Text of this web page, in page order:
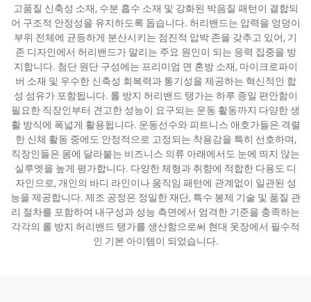
고품질 신축성 소재, 수분 흡수 소재 및 강화된 박음질 패턴이 결합되
어 구조적 안정성을 유지하도록 돕습니다. 허리밴드는 압력을 엉덩이
부위 전체에 균등하게 분산시키는 점진적 압박 존을 갖추고 있어, 기
존 디자인에서 허리밴드가 말리는 주요 원인이 되는 응력 집중을 방
지합니다. 첨단 원단 구성에는 프리미엄 면 혼방 소재, 마이크로파이
버 소재 및 우수한 신축성 회복력과 통기성을 제공하는 혁신적인 합
성 섬유가 포함됩니다. 롤 방지 허리밴드 탱가는 하루 종일 편안함이
필요한 직장인부터 견고한 성능이 요구되는 운동 활동까지 다양한 생
활 방식에 폭넓게 활용됩니다. 운동선수와 피트니스 애호가들은 격렬
한 신체 활동 중에도 안정적으로 고정되는 착용감을 특히 선호하며,
직장인들은 몸에 달라붙는 비즈니스 의류 아래에서도 눈에 띄지 않는
실루엣을 높게 평가합니다. 다양한 체형과 취향에 적합한 다용도 디
자인으로, 개인의 바디 라인이나 움직임 패턴에 관계없이 일관된 성
능을 제공합니다. 제조 공정은 정밀한 재단, 특수 봉제 기술 및 품질 관
리 절차를 포함하여 내구성과 성능 측면에서 엄격한 기준을 충족하는
각각의 롤 방지 허리밴드 탱가를 생산함으로써 현대 옷장에서 필수적
인 기본 아이템이 되었습니다.